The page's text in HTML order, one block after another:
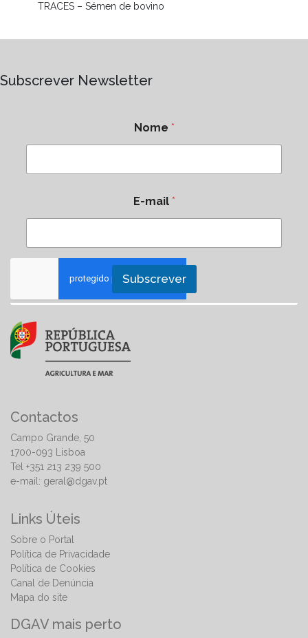
TRACES – Sémen de bovino
Subscrever Newsletter
Nome *
E-mail *
Subscrever
Contactos
Campo Grande, 50
1700-093 Lisboa
Tel +351 213 239 500
e-mail: geral@dgav.pt
Links Úteis
Sobre o Portal
Política de Privacidade
Política de Cookies
Canal de Denúncia
Mapa do site
DGAV mais perto